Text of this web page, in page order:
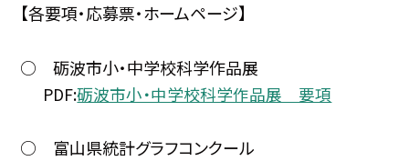
【各要項・応募票・ホームページ】
○ 砺波市小・中学校科学作品展
PDF:砺波市小・中学校科学作品展 要項
○ 富山県統計グラフコンクール